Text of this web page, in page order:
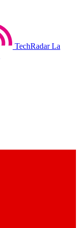
TechRadar La